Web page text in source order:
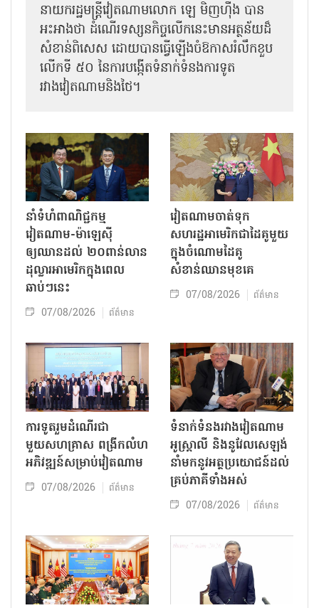
នាយករដ្ឋមន្ត្រីវៀតណាមលោក ឡេ មិញហ៊ឹង បាន
អះអាងថា ដំណើរទស្សនកិច្ចលើកនេះមានអត្ថន័យដ៏
សំខាន់ពិសេស ដោយបានធ្វើឡើងចំឱកាសរំលឹកខួប
លើកទី ៥០ នៃការបង្កើតទំនាក់ទំនងការទូត
រវាងវៀតណាមនិងថៃ។
នាំទំហំពាណិជ្ជកម្ម
វៀតណាម-ម៉ាឡេស៊ី
ឲ្យឈានដល់ ២០ពាន់លាន
ដុល្លារអាមេរិកក្នុងពេល
ឆាប់ៗនេះ
07/08/2026 ព័ត៌មាន
វៀតណាមចាត់ទុក
សហរដ្ឋអាមេរិកជាដៃគូមួយ
ក្នុងចំណោមដៃគូ
សំខាន់ឈានមុខគេ
07/08/2026 ព័ត៌មាន
ការទូតរួមដំណើរជា
មួយសហគ្រាស ពង្រីកលំហ
អភិវឌ្ឍន៍សម្រាប់វៀតណាម
07/08/2026 ព័ត៌មាន
ទំនាក់ទំនងរវាងវៀតណាម
អូស្ត្រាលី និងនូវែលសេឡង់
នាំមកនូវអត្ថប្រយោជន៍ដល់
គ្រប់ភាគីទាំងអស់
07/08/2026 ព័ត៌មាន